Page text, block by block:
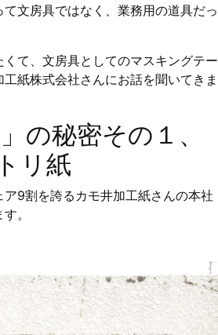
文房具ではなく、業務用の道具だっ
て、文房具としてのマスキングテー
紙株式会社さんにお話を聞いてきま
の秘密その１、
リ紙
9割を誇るカモ井加工紙さんの本社
。